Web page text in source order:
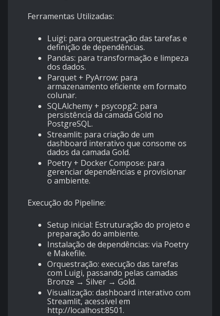
Ferramentas Utilizadas:
Luigi: para orquestração das tarefas e
definição de dependências.
Pandas: para transformação e limpeza
dos dados.
Parquet + PyArrow: para
armazenamento eficiente em formato
colunar.
SQLAlchemy + psycopg2: para
persistência da camada Gold no
PostgreSQL.
Streamlit: para criação de um
dashboard interativo que consome os
dados da camada Gold.
Poetry + Docker Compose: para
gerenciar dependências e provisionar
o ambiente.
Execução do Pipeline:
Setup inicial: Estruturação do projeto e
preparação do ambiente.
Instalação de dependências: via Poetry
e Makefile.
Orquestração: execução das tarefas
com Luigi, passando pelas camadas
Bronze → Silver → Gold.
Visualização: dashboard interativo com
Streamlit, acessível em
http://localhost:8501.